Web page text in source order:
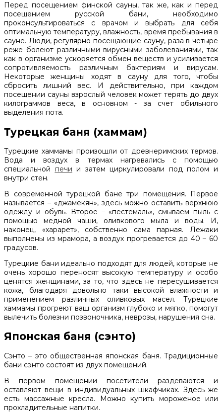
Перед посещением финской сауны, так же, как и перед
посещением русской бани, необходимо
проконсультироваться с врачом и выбрать для себя
оптимальную температуру, влажность, время пребывания в
сауне. Люди, регулярно посещающие сауну, раза в четыре
реже болеют различными вирусными заболеваниями, так
как в организме ускоряется обмен веществ и усиливается
сопротивляемость различным бактериям и вирусам.
Некоторые женщины ходят в сауну для того, чтобы
сбросить лишний вес. И действительно, при каждом
посещении сауны взрослый человек может терять до двух
килограммов веса, в основном - за счет обильного
выделения пота.
Турецкая баня (хаммам)
Турецкие хаммамы произошли от древнеримских термов.
Вода и воздух в термах нагревались с помощью
специальной печи и затем циркулировали под полом и
внутри стен.
В современной турецкой бане три помещения. Первое
называется – «джамекян», здесь можно оставить верхнюю
одежду и обувь. Второе – «пестемаль», смываем пыль с
помощью медной чаши, оливкового мыла и воды. И,
наконец, «харарет», собственно сама парная. Лежаки
выполнены из мрамора, а воздух прогревается до 40 – 60
градусов.
Турецкие бани идеально подходят для людей, которые не
очень хорошо переносят высокую температуру и особо
ценятся женщинами, за то, что здесь не пересушивается
кожа, благодаря довольно таки высокой влажности и
применением различных оливковых масел. Турецкие
хаммамы прогреют ваш организм глубоко и мягко, помогут
вылечить болезни позвоночника, неврозы, нарушения сна.
Японская баня (сэнто)
Сэнто – это общественная японская баня. Традиционные
бани сэнто состоят из двух помещений.
В первом помещении посетители раздеваются и
оставляют вещи в индивидуальных шкафчиках. Здесь же
есть массажные кресла. Можно купить мороженое или
прохладительные напитки.